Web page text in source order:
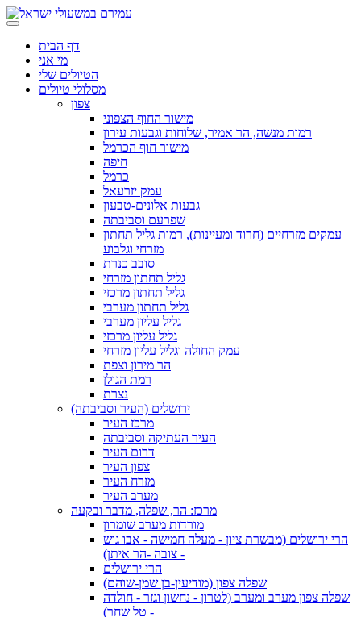
דף הבית
מי אני
הטיולים שלי
מסלולי טיולים
צפון
מישור החוף הצפוני
רמות מנשה, הר אמיר, שלוחות וגבעות עירון
מישור חוף הכרמל
חיפה
כרמל
עמק יזרעאל
גבעות אלונים-טבעון
שפרעם וסביבתה
עמקים מזרחיים (חרוד ומעיינות), רמות גליל תחתון
מזרחי וגלבוע
סובב כנרת
גליל תחתון מזרחי
גליל תחתון מרכזי
גליל תחתון מערבי
גליל עליון מערבי
גליל עליון מרכזי
עמק החולה וגליל עליון מזרחי
הר מירון וצפת
רמת הגולן
נצרת
ירושלים (העיר וסביבתה)
מרכז העיר
העיר העתיקה וסביבתה
דרום העיר
צפון העיר
מזרח העיר
מערב העיר
מרכז: הר, שפלה, מדבר ובקעה
מורדות מערב שומרון
הרי ירושלים (מבשרת ציון - מעלה חמישה - אבו גוש
- צובה -הר איתן)
הרי ירושלים
שפלה צפון (מודיעין-בן שמן-שוהם)
שפלה צפון מערב ומערב (לטרון - נחשון וגזר - חולדה
- טל שחר)